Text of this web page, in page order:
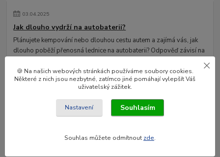
03.04.2025
Jak dlouho vydrží na autobaterii?
Plánujete kempování nebo dlouhou cestu autem a zajímá vás, jak
dlouho poběží přenosná lednice na autobaterii? Odpověď závisí na
🍪 Na našich webových stránkách používáme soubory cookies.
Některé z nich jsou nezbytné, zatímco jiné pomáhají vylepšít Váš
uživatelský zážitek.
Nastavení Souhlasím
Souhlas můžete odmítnout zde.